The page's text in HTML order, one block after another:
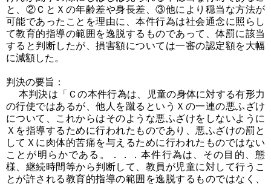
と、②ＣとＸの年齢差や身長差、③他により穏当な方法が
可能であったことを理由に、本件行為は社会通念に照らし
て教育的指導の範囲を逸脱するものであって、体罰に該当
すると判断したが、損害額については一審の認定額を大幅
に減額した。
判決の要旨：
本判決は「Ｃの本件行為は、児童の身体に対する有形力
の行使ではあるが、他人を蹴るというＸの一連の悪ふざけ
について、これからはそのような悪ふざけをしないように
Ｘを指導するために行われたものであり、悪ふざけの罰と
してＸに肉体的苦痛を与えるために行われたものではない
ことが明らかである。．．．本件行為は、その目的、態
様、継続時間等から判断して、教員が児童に対して行うこ
とが許される教育的指導の範囲を逸脱するものではなく、